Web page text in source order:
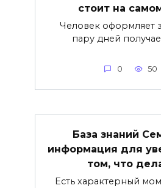
стоит на
Человек оформляет
пару дней
0 50
База знаний
информация для
том, что
Есть характерный